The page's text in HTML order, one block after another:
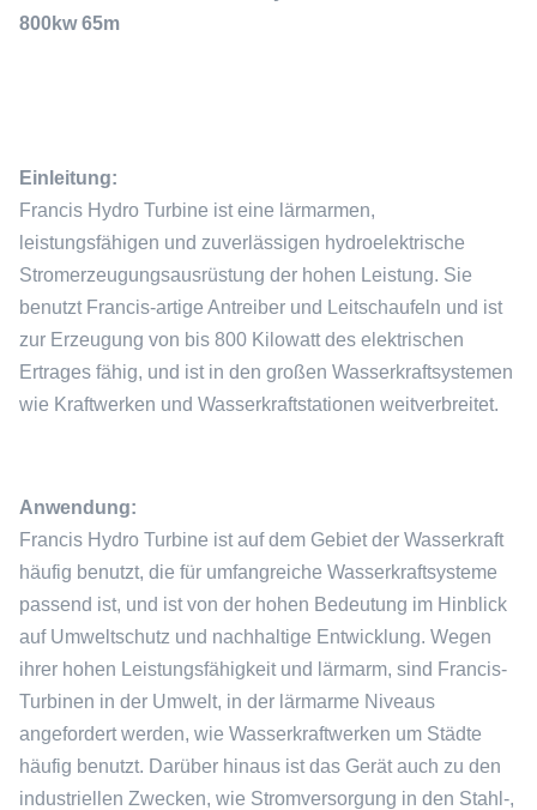
800kw 65m
Einleitung:
Francis Hydro Turbine ist eine lärmarmen,
leistungsfähigen und zuverlässigen hydroelektrische
Stromerzeugungsausrüstung der hohen Leistung. Sie
benutzt Francis-artige Antreiber und Leitschaufeln und ist
zur Erzeugung von bis 800 Kilowatt des elektrischen
Ertrages fähig, und ist in den großen Wasserkraftsystemen
wie Kraftwerken und Wasserkraftstationen weitverbreitet.
Anwendung:
Francis Hydro Turbine ist auf dem Gebiet der Wasserkraft
häufig benutzt, die für umfangreiche Wasserkraftsysteme
passend ist, und ist von der hohen Bedeutung im Hinblick
auf Umweltschutz und nachhaltige Entwicklung. Wegen
ihrer hohen Leistungsfähigkeit und lärmarm, sind Francis-
Turbinen in der Umwelt, in der lärmarme Niveaus
angefordert werden, wie Wasserkraftwerken um Städte
häufig benutzt. Darüber hinaus ist das Gerät auch zu den
industriellen Zwecken, wie Stromversorgung in den Stahl-,